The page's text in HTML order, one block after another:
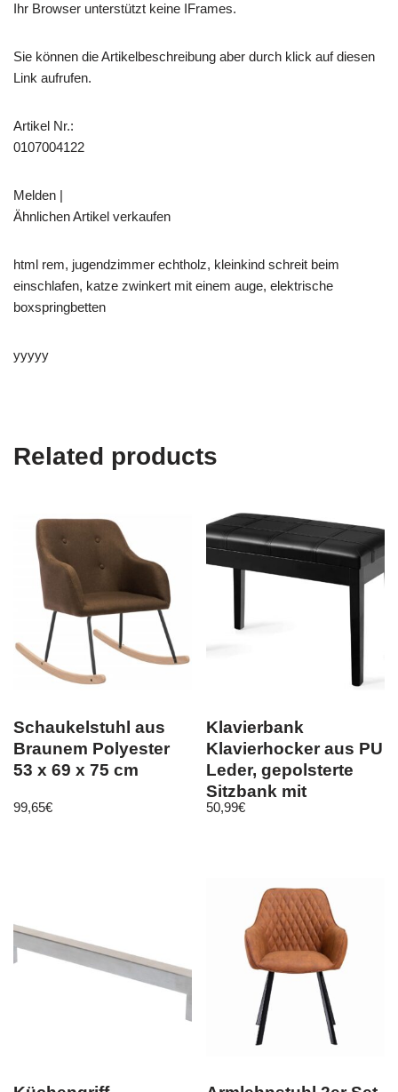
Ihr Browser unterstützt keine IFrames.
Sie können die Artikelbeschreibung aber durch klick auf diesen
Link aufrufen.
Artikel Nr.:
0107004122
Melden |
Ähnlichen Artikel verkaufen
html rem, jugendzimmer echtholz, kleinkind schreit beim
einschlafen, katze zwinkert mit einem auge, elektrische
boxspringbetten
yyyyy
Related products
Schaukelstuhl aus
Braunem Polyester
53 x 69 x 75 cm
99,65€
Klavierbank
Klavierhocker aus PU
Leder, gepolsterte
Sitzbank mit
Stauraum
50,99€